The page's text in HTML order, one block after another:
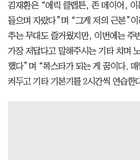
김재환은 “에릭 클랩튼, 존 메이어, 이
들으며 자랐다”며 “그게 저의 근본”
추는 무대도 즐거웠지만, 이번에는 주
가장 저답다고 말해주시는 기타 치며
했다”며 “록스타가 되는 게 꿈이다.
켜두고 기타 기본기를 2시간씩 연습한